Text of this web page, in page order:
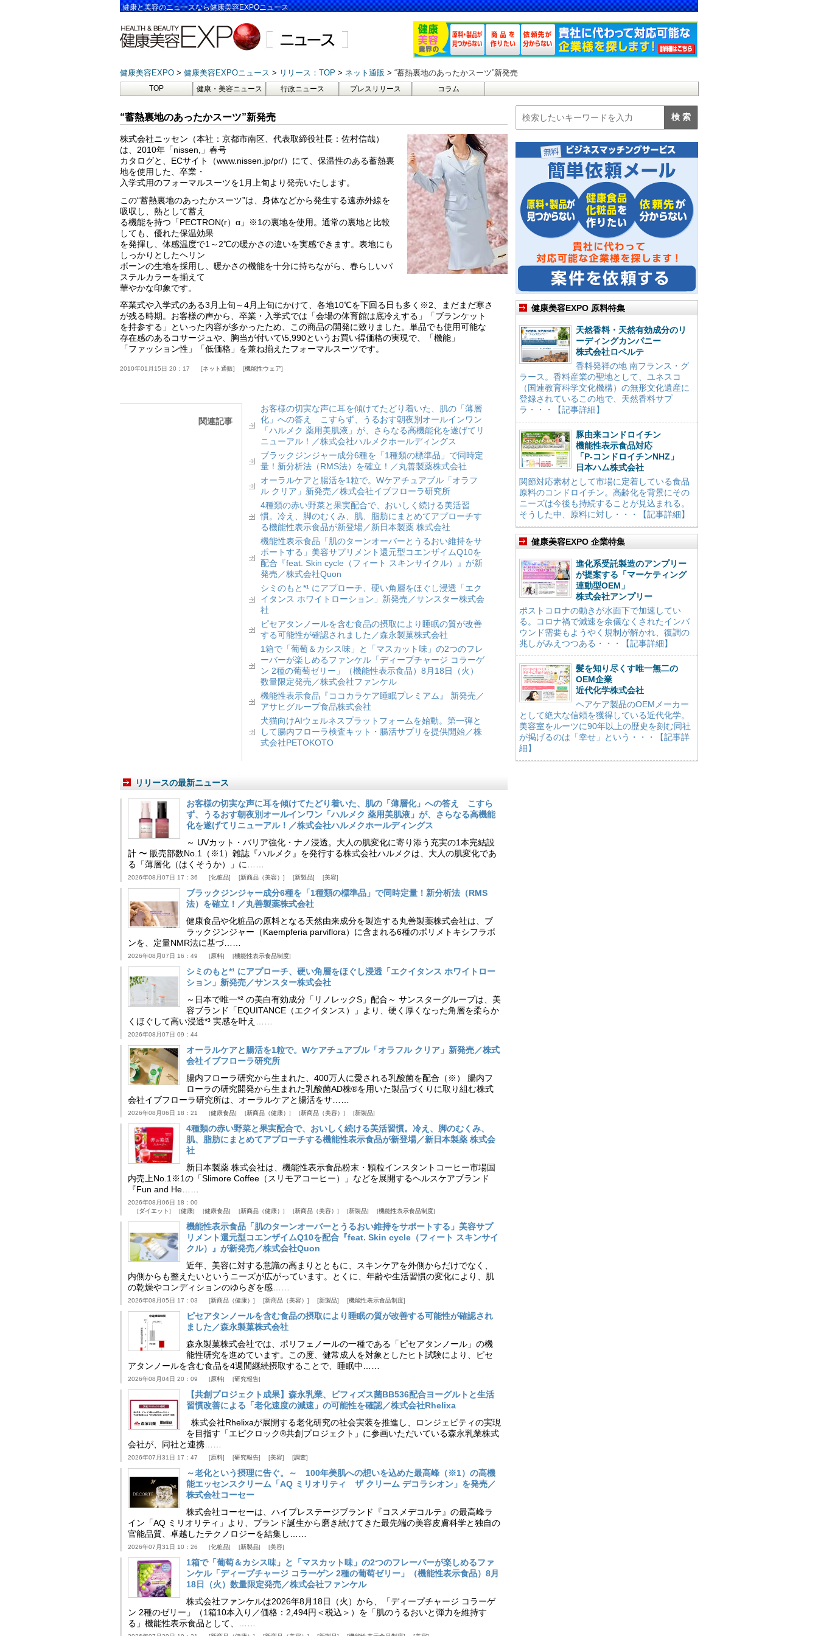
健康と美容のニュースなら健康美容EXPOニュース
健康美容EXPO 健康美容EXPOニュース リリース：TOP ネット通販 “蓄熱裏地のあったかスーツ”新発売
TOP 健康・美容ニュース 行政ニュース プレスリリース コラム
“蓄熱裏地のあったかスーツ”新発売
株式会社ニッセン（本社：京都市南区、代表取締役社長：佐村信哉）
は、2010年「nissen,」春号
カタログと、ECサイト（www.nissen.jp/pr/）にて、保温性のある蓄熱裏
地を使用した、卒業・
入学式用のフォーマルスーツを1月上旬より発売いたします。
この“蓄熱裏地のあったかスーツ”は、身体などから発生する遠赤外線を
吸収し、熱として蓄え
る機能を持つ「PECTRON(r）α」※1の裏地を使用。通常の裏地と比較
しても、優れた保温効果
を発揮し、体感温度で1～2℃の暖かさの違いを実感できます。表地にも
しっかりとしたヘリン
ボーンの生地を採用し、暖かさの機能を十分に持ちながら、春らしいパ
ステルカラーを揃えて
華やかな印象です。
卒業式や入学式のある3月上旬～4月上旬にかけて、各地10℃を下回る日も多く※2、まだまだ寒さ
が残る時期。お客様の声から、卒業・入学式では「会場の体育館は底冷えする」「ブランケット
を持参する」といった内容が多かったため、この商品の開発に致りました。単品でも使用可能な
存在感のあるコサージュや、胸当が付いて\5,990というお買い得価格の実現で、「機能」
「ファッション性」「低価格」を兼ね揃えたフォーマルスーツです。
2010年01月15日 20：17 ネット通販 機能性ウェア
関連記事
お客様の切実な声に耳を傾けてたどり着いた、肌の「薄層
化」への答え こすらず、うるおす朝夜別オールインワン
「ハルメク 薬用美肌液」が、さらなる高機能化を遂げてリ
ニューアル！／株式会社ハルメクホールディングス
ブラックジンジャー成分6種を「1種類の標準品」で同時定
量！新分析法（RMS法）を確立！／丸善製薬株式会社
オーラルケアと腸活を1粒で。Wケアチュアブル「オラフ
ル クリア」新発売／株式会社イブフローラ研究所
4種類の赤い野菜と果実配合で、おいしく続ける美活習
慣。冷え、脚のむくみ、肌、脂肪にまとめてアプローチす
る機能性表示食品が新登場／新日本製薬 株式会社
機能性表示食品「肌のターンオーバーとうるおい維持をサ
ポートする」美容サプリメント還元型コエンザイムQ10を
配合『feat. Skin cycle（フィート スキンサイクル）』が新
発売／株式会社Quon
シミのもと*¹ にアプローチ、硬い角層をほぐし浸透「エク
イタンス ホワイトローション」新発売／サンスター株式会
社
ピセアタンノールを含む食品の摂取により睡眠の質が改善
する可能性が確認されました／森永製菓株式会社
1箱で「葡萄＆カシス味」と「マスカット味」の2つのフレ
ーバーが楽しめるファンケル「ディープチャージ コラーゲ
ン 2種の葡萄ゼリー」（機能性表示食品）8月18日（火）
数量限定発売／株式会社ファンケル
機能性表示食品『ココカラケア睡眠プレミアム』 新発売／
アサヒグループ食品株式会社
犬猫向けAIウェルネスプラットフォームを始動。第一弾と
して腸内フローラ検査キット・腸活サプリを提供開始／株
式会社PETOKOTO
リリースの最新ニュース
お客様の切実な声に耳を傾けてたどり着いた、肌の「薄層化」への答え こすら
ず、うるおす朝夜別オールインワン「ハルメク 薬用美肌液」が、さらなる高機能
化を遂げてリニューアル！／株式会社ハルメクホールディングス
～ UVカット・バリア強化・ナノ浸透。大人の肌変化に寄り添う充実の1本完結設
計 〜 販売部数No.1（※1）雑誌『ハルメク』を発行する株式会社ハルメクは、大人の肌変化であ
る「薄層化（はくそうか）」に……
2026年08月07日 17：36 化粧品 新商品（美容） 新製品 美容
ブラックジンジャー成分6種を「1種類の標準品」で同時定量！新分析法（RMS
法）を確立！／丸善製薬株式会社
健康食品や化粧品の原料となる天然由来成分を製造する丸善製薬株式会社は、ブ
ラックジンジャー（Kaempferia parviflora）に含まれる6種のポリメトキシフラボ
ンを、定量NMR法に基づ……
2026年08月07日 16：49 原料 機能性表示食品制度
シミのもと*¹ にアプローチ、硬い角層をほぐし浸透「エクイタンス ホワイトロー
ション」新発売／サンスター株式会社
～日本で唯一*² の美白有効成分「リノレックS」配合～ サンスターグループは、美
容ブランド「EQUITANCE（エクイタンス）」より、硬く厚くなった角層を柔らか
くほぐして高い浸透*³ 実感を叶え……
2026年08月07日 09：44
オーラルケアと腸活を1粒で。Wケアチュアブル「オラフル クリア」新発売／株式
会社イブフローラ研究所
腸内フローラ研究から生まれた、400万人に愛される乳酸菌を配合（※） 腸内フ
ローラの研究開発から生まれた乳酸菌AD株®を用いた製品づくりに取り組む株式
会社イブフローラ研究所は、オーラルケアと腸活をサ……
2026年08月06日 18：21 健康食品 新商品（健康） 新商品（美容） 新製品
4種類の赤い野菜と果実配合で、おいしく続ける美活習慣。冷え、脚のむくみ、
肌、脂肪にまとめてアプローチする機能性表示食品が新登場／新日本製薬 株式会
社
新日本製薬 株式会社は、機能性表示食品粉末・顆粒インスタントコーヒー市場国
内売上No.1※1の「Slimore Coffee（スリモアコーヒー）」などを展開するヘルスケアブランド
『Fun and He……
2026年08月06日 18：00
ダイエット
健康 健康食品 新商品（健康） 新商品（美容） 新製品 機能性表示食品制度
機能性表示食品「肌のターンオーバーとうるおい維持をサポートする」美容サプ
リメント還元型コエンザイムQ10を配合『feat. Skin cycle（フィート スキンサイ
クル）』が新発売／株式会社Quon
近年、美容に対する意識の高まりとともに、スキンケアを外側からだけでなく、
内側からも整えたいというニーズが広がっています。とくに、年齢や生活習慣の変化により、肌
の乾燥やコンディションのゆらぎを感……
2026年08月05日 17：03 新商品（健康） 新商品（美容） 新製品 機能性表示食品制度
ピセアタンノールを含む食品の摂取により睡眠の質が改善する可能性が確認され
ました／森永製菓株式会社
森永製菓株式会社では、ポリフェノールの一種である「ピセアタンノール」の機
能性研究を進めています。この度、健常成人を対象としたヒト試験により、ピセ
アタンノールを含む食品を4週間継続摂取することで、睡眠中……
2026年08月04日 20：09 原料 研究報告
【共創プロジェクト成果】森永乳業、ビフィズス菌BB536配合ヨーグルトと生活
習慣改善による「老化速度の減速」の可能性を確認／株式会社Rhelixa
株式会社Rhelixaが展開する老化研究の社会実装を推進し、ロンジェビティの実現
を目指す「エピクロック®共創プロジェクト」に参画いただいている森永乳業株式
会社が、同社と連携……
2026年07月31日 17：47 原料 研究報告 美容 調査
～老化という摂理に告ぐ。～ 100年美肌への想いを込めた最高峰（※1）の高機
能エッセンスクリーム「AQ ミリオリティ ザ クリーム デコラシオン」を発売／
株式会社コーセー
株式会社コーセーは、ハイプレステージブランド『コスメデコルテ』の最高峰ラ
イン「AQ ミリオリティ」より、ブランド誕生から磨き続けてきた最先端の美容皮膚科学と独自の
官能品質、卓越したテクノロジーを結集し……
2026年07月31日 10：26 化粧品 新製品 美容
1箱で「葡萄＆カシス味」と「マスカット味」の2つのフレーバーが楽しめるファ
ンケル「ディープチャージ コラーゲン 2種の葡萄ゼリー」（機能性表示食品）8月
18日（火）数量限定発売／株式会社ファンケル
株式会社ファンケルは2026年8月18日（火）から、「ディープチャージ コラーゲ
ン 2種のゼリー」（1箱10本入り／価格：2,494円＜税込＞）を「肌のうるおいと弾力を維持す
る」機能性表示食品として、……
健康美容EXPO 原料特集
天然香料・天然有効成分のリ
ーディングカンパニー
株式会社ロベルテ
香料発祥の地 南フランス・グ
ラース。香料産業の聖地として、ユネスコ
（国連教育科学文化機構）の無形文化遺産に
登録されているこの地で、天然香料サプ
ラ・・・【記事詳細】
豚由来コンドロイチン
機能性表示食品対応
「P-コンドロイチンNHZ」
日本ハム株式会社
関節対応素材として市場に定着している食品
原料のコンドロイチン。高齢化を背景にその
ニーズは今後も持続することが見込まれる。
そうした中、原料に対し・・・【記事詳細】
健康美容EXPO 企業特集
進化系受託製造のアンプリー
が提案する「マーケティング
連動型OEM」
株式会社アンプリー
ポストコロナの動きが水面下で加速してい
る。コロナ禍で減速を余儀なくされたインバ
ウンド需要もようやく規制が解かれ、復調の
兆しがみえつつある・・・【記事詳細】
髪を知り尽くす唯一無二の
OEM企業
近代化学株式会社
ヘアケア製品のOEMメーカー
として絶大な信頼を獲得している近代化学。
美容室をルーツに90年以上の歴史を刻む同社
が掲げるのは「幸せ」という・・・【記事詳
細】